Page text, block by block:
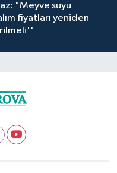
"Meyve suyu
fiyatları yeniden